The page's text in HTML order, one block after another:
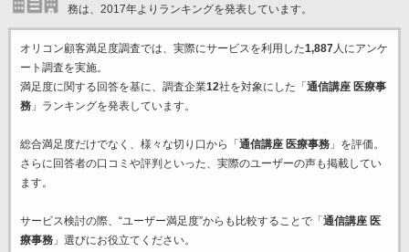
務は、2017年よりランキングを発表しています。
オリコン顧客満足度調査では、実際にサービスを利用した1,887人にアンケ
ート調査を実施。
満足度に関する回答を基に、調査企業12社を対象にした「 通信講座 医療事
務」ランキングを発表しています。
総合満足度だけでなく、様々な切り口から「 通信講座 医療事務」を評価。
さらに回答者の口コミや評判といった、実際のユーザーの声も掲載してい
ます。
サービス検討の際、“ユーザー満足度”からも比較することで「 通信講座 医
療事務」選びにお役立てください。